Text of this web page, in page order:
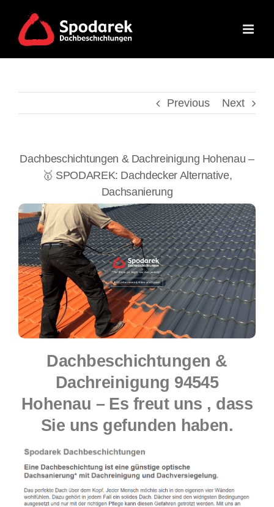
content
Previous Next
Dachbeschichtungen & Dachreinigung Hohenau –
🥇 SPODAREK: Dachdecker Alternative,
Dachsanierung
Dachbeschichtungen &
Dachreinigung 94545
Hohenau – Es freut uns , dass
Sie uns gefunden haben.